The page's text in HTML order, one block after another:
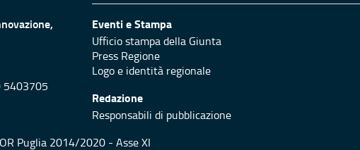
5403705
Eventi e Stampa
Ufficio stampa della Giunta
Press Regione
Logo e identità regionale
Redazione
Responsabili di pubblicazione
Puglia 2014/2020 - Asse XI